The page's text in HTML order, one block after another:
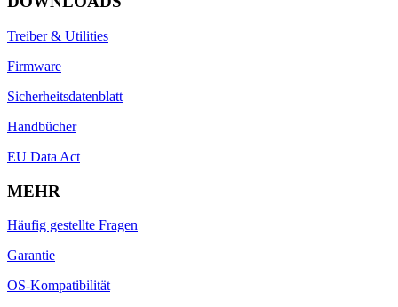
Treiber & Utilities
Firmware
Sicherheitsdatenblatt
Handbücher
EU Data Act
MEHR
Häufig gestellte Fragen
Garantie
OS-Kompatibilität